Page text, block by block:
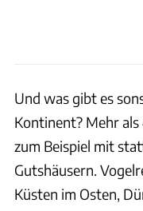
Und was gibt es
Kontinent? Mehr
zum Beispiel mit
Gutshäusern.
Küsten im Osten,